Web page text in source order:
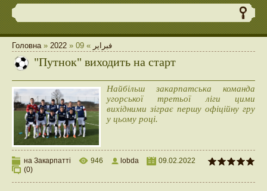
Головна» 2022 » فبراير »
09
"Путнок" виходить на старт
Найбільш закарпатська команда
угорської третьої ліги цими
вихідними зіграє першу офіційну гру
у цьому році.
на Закарпатті 946 lobda
09.02.2022
(0)